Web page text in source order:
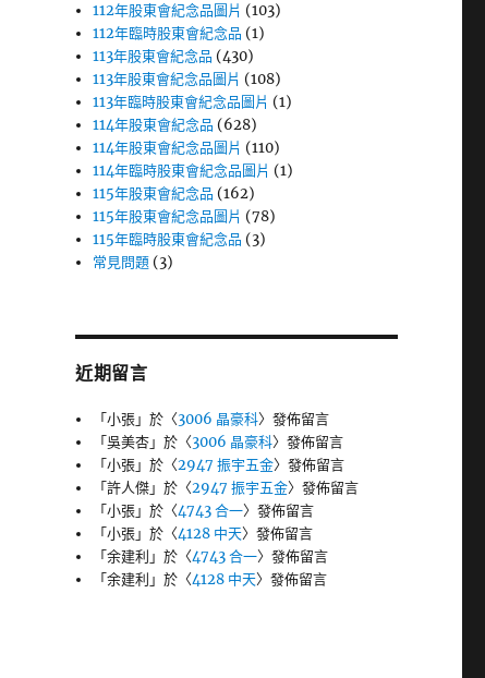
112年股東會紀念品圖片 (103)
112年臨時股東會紀念品 (1)
113年股東會紀念品 (430)
113年股東會紀念品圖片 (108)
113年臨時股東會紀念品圖片 (1)
114年股東會紀念品 (628)
114年股東會紀念品圖片 (110)
114年臨時股東會紀念品圖片 (1)
115年股東會紀念品 (162)
115年股東會紀念品圖片 (78)
115年臨時股東會紀念品 (3)
常見問題 (3)
近期留言
「小張」於〈3006 晶豪科〉發佈留言
「吳美杏」於〈3006 晶豪科〉發佈留言
「小張」於〈2947 振宇五金〉發佈留言
「許人傑」於〈2947 振宇五金〉發佈留言
「小張」於〈4743 合一〉發佈留言
「小張」於〈4128 中天〉發佈留言
「余建利 」於〈4743 合一〉發佈留言
「余建利 」於〈4128 中天〉發佈留言